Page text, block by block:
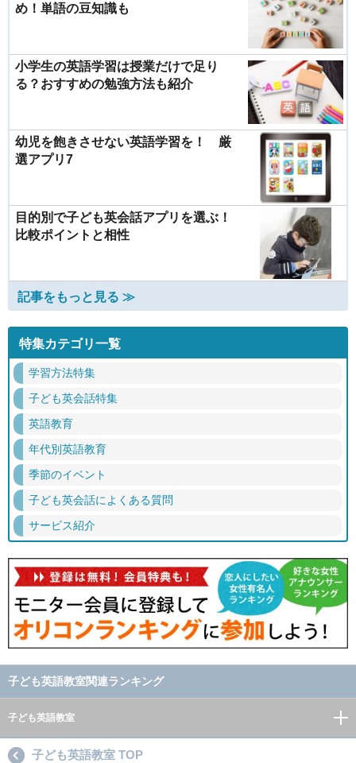
め！単語の豆知識も
小学生の英語学習は授業だけで足り
る？おすすめの勉強方法も紹介
幼児を飽きさせない英語学習を！ 厳
選アプリ7
目的別で子ども英会話アプリを選ぶ！
比較ポイントと相性
記事をもっと見る ≫
特集カテゴリ一覧
学習方法特集
子ども英会話特集
英語教育
年代別英語教育
季節のイベント
子ども英会話によくある質問
サービス紹介
子ども英語教室関連ランキング
子ども英語教室
子ども英語教室 TOP